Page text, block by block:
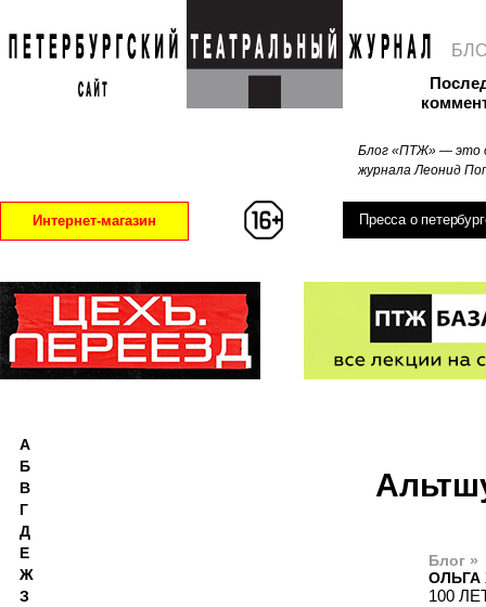
Блог «ПТЖ» — это
журнала Леонид
Интернет-магазин Пресса о
Блог »
ОЛЬГА
100
А
Б
В
Г
Д
Е
Ж
З